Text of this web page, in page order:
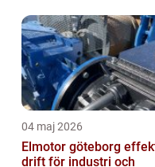
04 maj 2026
Elmotor göteborg effektiv
drift för industri och